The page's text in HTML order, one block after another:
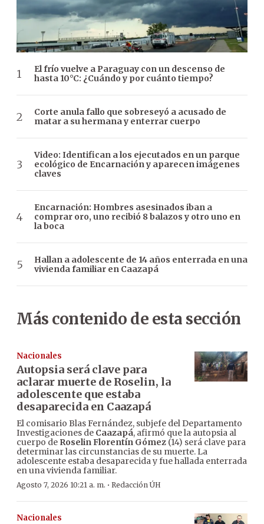
El frío vuelve a Paraguay con un descenso de
hasta 10°C: ¿Cuándo y por cuánto tiempo?
Corte anula fallo que sobreseyó a acusado de
matar a su hermana y enterrar cuerpo
Video: Identifican a los ejecutados en un parque
ecológico de Encarnación y aparecen imágenes
claves
Encarnación: Hombres asesinados iban a
comprar oro, uno recibió 8 balazos y otro uno en
la boca
Hallan a adolescente de 14 años enterrada en una
vivienda familiar en Caazapá
Más contenido de esta sección
Nacionales
Autopsia será clave para
aclarar muerte de Roselin, la
adolescente que estaba
desaparecida en Caazapá
El comisario Blas Fernández, subjefe del Departamento
Investigaciones de Caazapá, afirmó que la autopsia al
cuerpo de Roselin Florentín Gómez (14) será clave para
determinar las circunstancias de su muerte. La
adolescente estaba desaparecida y fue hallada enterrada
en una vivienda familiar.
Agosto 7, 2026 10:21 a. m. · Redacción ÚH
Nacionales